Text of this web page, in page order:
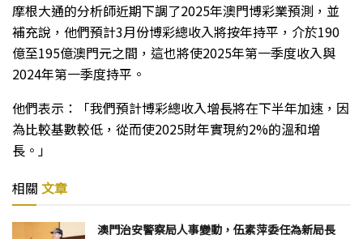
摩根大通的分析師近期下調了2025年澳門博彩業預測，並
補充說，他們預計3月份博彩總收入將按年持平，介於190
億至195億澳門元之間，這也將使2025年第一季度收入與
2024年第一季度持平。
他們表示：「我們預計博彩總收入增長將在下半年加速，因
為比較基數較低，從而使2025財年實現約2%的溫和增
長。」
相關 文章
澳門治安警察局人事變動，伍素萍委任為新局長